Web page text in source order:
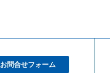
お問合せフォーム